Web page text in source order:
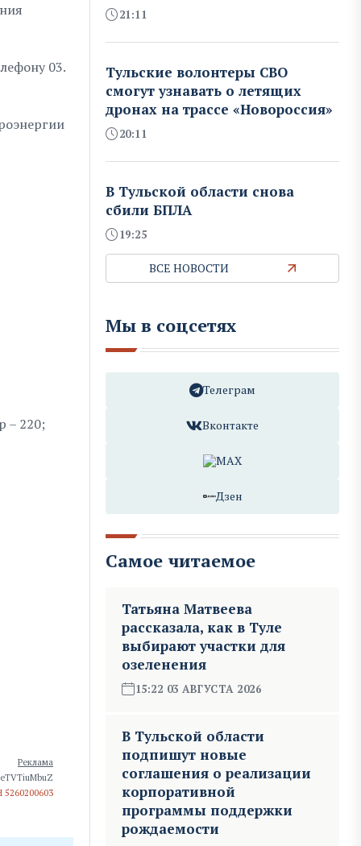
03.
– 220;
Реклама
5260200603
21:11
Тульские волонтеры СВО
смогут узнавать о летящих
дронах на трассе «Новороссия»
20:11
В Тульской области снова
сбили БПЛА
19:25
ВСЕ НОВОСТИ
Мы в соцсетях
Телеграм
Вконтакте
MAX
Дзен
Самое читаемое
Татьяна Матвеева
рассказала, как в Туле
выбирают участки для
озеленения
15:22 03 АВГУСТА 2026
В Тульской области
подпишут новые
соглашения о реализации
корпоративной
программы поддержки
рождаемости